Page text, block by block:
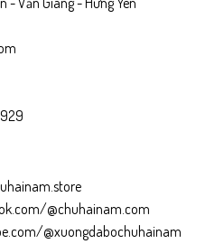
@chuhainam.com
@xuongdabochuhainam